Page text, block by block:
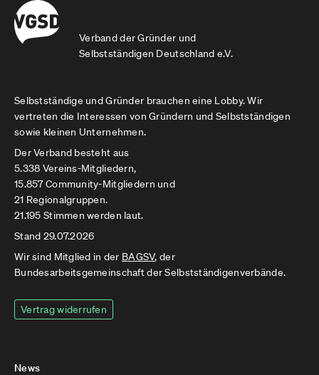
Verband der Gründer und
Selbstständigen Deutschland e.V.
Selbstständige und Gründer brauchen eine Lobby. Wir
vertreten die Interessen von Gründern und Selbstständigen
sowie kleinen Unternehmen.
Der Verband besteht aus
5.338 Vereins-Mitgliedern,
15.857 Community-Mitgliedern und
21 Regionalgruppen.
21.195 Stimmen werden laut.
Stand 29.07.2026
Wir sind Mitglied in der BAGSV, der
Bundesarbeitsgemeinschaft der Selbstständigenverbände.
Vertrag widerrufen
News